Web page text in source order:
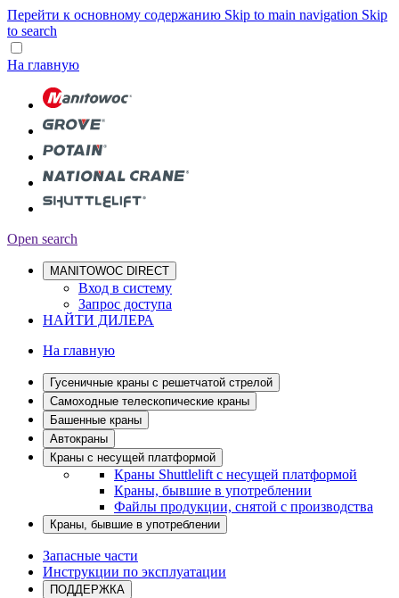
Перейти к основному содержанию Skip to main navigation Skip
to search
На главную
Open search
MANITOWOC DIRECT
Вход в систему
Запрос доступа
НАЙТИ ДИЛЕРА
На главную
Гусеничные краны с решетчатой стрелой
Самоходные телескопические краны
Башенные краны
Автокраны
Краны с несущей платформой
Краны Shuttlelift с несущей платформой
Краны, бывшие в употреблении
Файлы продукции, снятой с производства
Краны, бывшие в употреблении
Запасные части
Инструкции по эксплуатации
ПОДДЕРЖКА